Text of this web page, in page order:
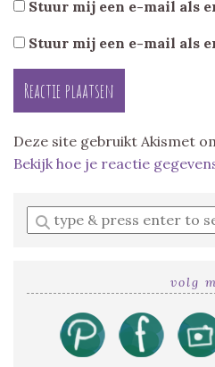
Stuur mij een e-mail als
Stuur mij een e-mail als
Deze site gebruikt Akismet
Bekijk hoe je reactie
Enter
a
volg